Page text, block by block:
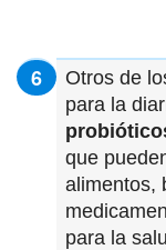
Otros de
para la
que
alimentos,
para la